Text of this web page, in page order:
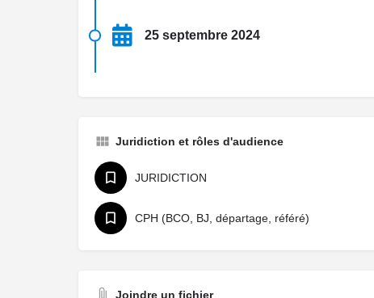
25 septembre 2024
Juridiction et rôles d'audience
JURIDICTION
CPH (BCO, BJ, départage, référé)
Joindre un fichier